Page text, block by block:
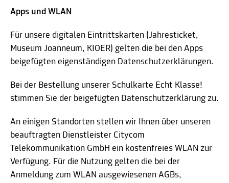
Apps und WLAN
Für unsere digitalen Eintrittskarten (Jahresticket,
Museum Joanneum, KIOER) gelten die bei den Apps
beigefügten eigenständigen Datenschutzerklärungen.
Bei der Bestellung unserer Schulkarte Echt Klasse!
stimmen Sie der beigefügten Datenschutzerklärung zu.
An einigen Standorten stellen wir Ihnen über unseren
beauftragten Dienstleister Citycom
Telekommunikation GmbH ein kostenfreies WLAN zur
Verfügung. Für die Nutzung gelten die bei der
Anmeldung zum WLAN ausgewiesenen AGBs,